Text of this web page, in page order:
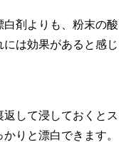
剤よりも、粉末の酸
は効果があると感じ
して浸しておくとス
りと漂白できます。